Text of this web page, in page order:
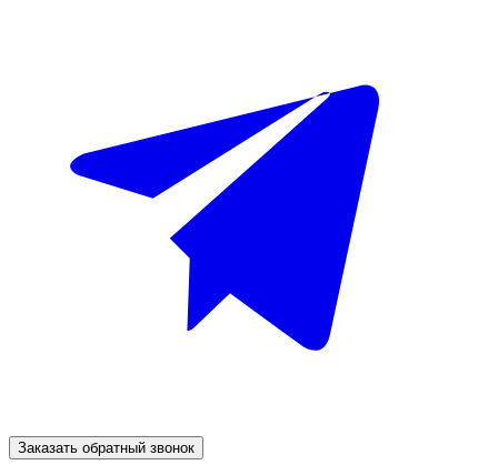
Заказать обратный звонок